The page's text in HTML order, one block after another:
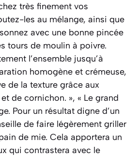
très finement vos
les au mélange, ainsi que
avec une bonne pincée
tours de moulin à poivre.
l’ensemble jusqu’à
homogène et crémeuse,
de la texture grâce aux
de cornichon. », « Le grand
Pour un résultat digne d’un
de faire légèrement griller
de mie. Cela apportera un
qui contrastera avec le